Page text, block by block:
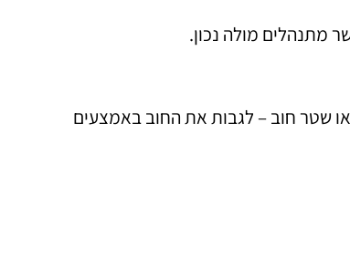
מתנהלים מולה נכון.
שטר חוב – לגבות את החוב באמצעים